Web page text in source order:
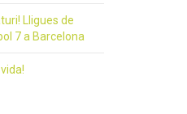
Lligues de
7 a Barcelona